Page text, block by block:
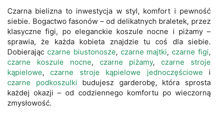
Czarna bielizna to inwestycja w styl, komfort i pewność
siebie. Bogactwo fasonów – od delikatnych braletek, przez
klasyczne figi, po eleganckie koszule nocne i piżamy –
sprawia, że każda kobieta znajdzie tu coś dla siebie.
Dobierając czarne biustonosze, czarne majtki,czarne figi,
czarne koszule nocne, czarne piżamy,czarne stroje
kąpielowe,czarne stroje kąpielowe jednoczęściowe i
czarne podkoszulki budujesz garderobę, która sprosta
każdej okazji – od codziennego komfortu po wieczorną
zmysłowość.